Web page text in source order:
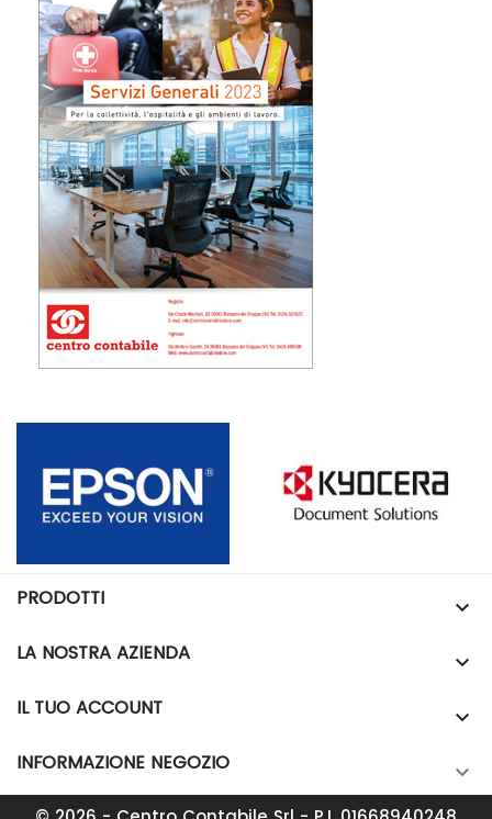
PRODOTTI 
LA NOSTRA AZIENDA 
IL TUO ACCOUNT 
INFORMAZIONE NEGOZIO 